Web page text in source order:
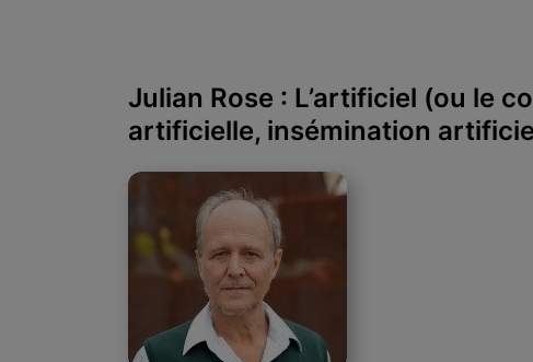
Julian Rose : L’artificiel (ou le
artificielle, insémination